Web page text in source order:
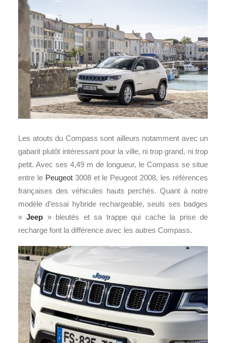
Les atouts du Compass sont ailleurs notamment avec un
gabarit plutôt intéressant pour la ville, ni trop grand, ni trop
petit. Avec ses 4,49 m de longueur, le Compass se situe
entre le Peugeot3008 et le Peugeot 2008, les références
françaises des véhicules hauts perchés. Quant à notre
modèle d’essai hybride rechargeable, seuls ses badges
«Jeep » bleutés et sa trappe qui cache la prise de
recharge font la différence avec les autres Compass.